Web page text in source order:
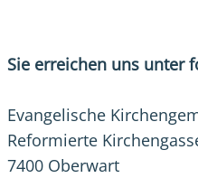
Sie erreichen uns unter
Evangelische
Reformierte
7400 Oberwart